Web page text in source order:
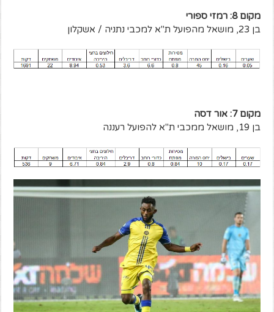
מקום 8: רמזי ספורי
בן 23, מושאל מהפועל ת"א למכבי נתניה / אשקלון
מקום 7: אור דסה
בן 19, מושאל ממכבי ת"א להפועל רעננה